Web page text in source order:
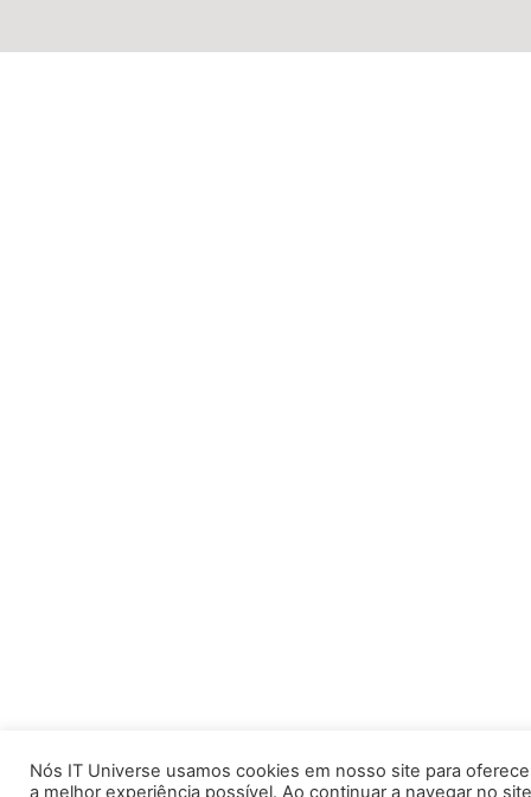
Nós IT Universe usamos cookies em nosso site para
a melhor experiência possível. Ao continuar a navegar no